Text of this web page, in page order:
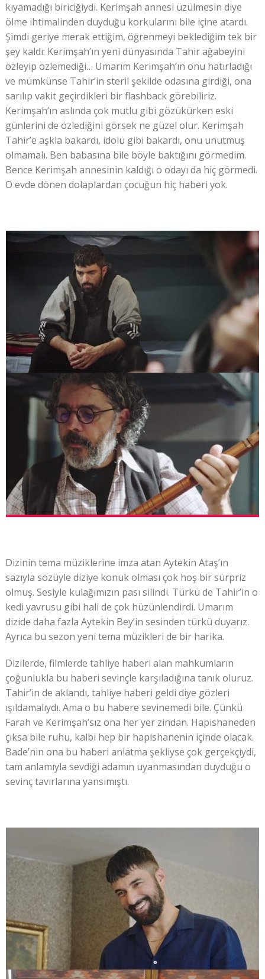
kıyamadığı biriciğiydi. Kerimşah annesi üzülmesin diye
ölme ihtimalinden duyduğu korkularını bile içine atardı.
Şimdi geriye merak ettiğim, öğrenmeyi beklediğim tek bir
şey kaldı: Kerimşah’ın yeni dünyasında Tahir ağabeyini
özleyip özlemediği… Umarım Kerimşah’ın onu hatırladığı
ve mümkünse Tahir’in steril şekilde odasına girdiği, ona
sarılıp vakit geçirdikleri bir flashback görebiliriz.
Kerimşah’ın aslında çok mutlu gibi gözükürken eski
günlerini de özlediğini görsek ne güzel olur. Kerimşah
Tahir’e aşkla bakardı, idolü gibi bakardı, onu unutmuş
olmamalı. Ben babasına bile böyle baktığını görmedim.
Bence Kerimşah annesinin kaldığı o odayı da hiç görmedi.
O evde dönen dolaplardan çocuğun hiç haberi yok.
Dizinin tema müziklerine imza atan Aytekin Ataş’ın
sazıyla sözüyle diziye konuk olması çok hoş bir sürpriz
olmuş. Sesiyle kulağımızın pası silindi. Türkü de Tahir’in o
kedi yavrusu gibi hali de çok hüzünlendirdi. Umarım
dizide daha fazla Aytekin Bey’in sesinden türkü duyarız.
Ayrıca bu sezon yeni tema müzikleri de bir harika.
Dizilerde, filmlerde tahliye haberi alan mahkumların
çoğunlukla bu haberi sevinçle karşıladığına tanık oluruz.
Tahir’in de aklandı, tahliye haberi geldi diye gözleri
ışıldamalıydı. Ama o bu habere sevinemedi bile. Çünkü
Farah ve Kerimşah’sız ona her yer zindan. Hapishaneden
çıksa bile ruhu, kalbi hep bir hapishanenin içinde olacak.
Bade’nin ona bu haberi anlatma şekliyse çok gerçekçiydi,
tam anlamıyla sevdiği adamın uyanmasından duyduğu o
sevinç tavırlarına yansımıştı.